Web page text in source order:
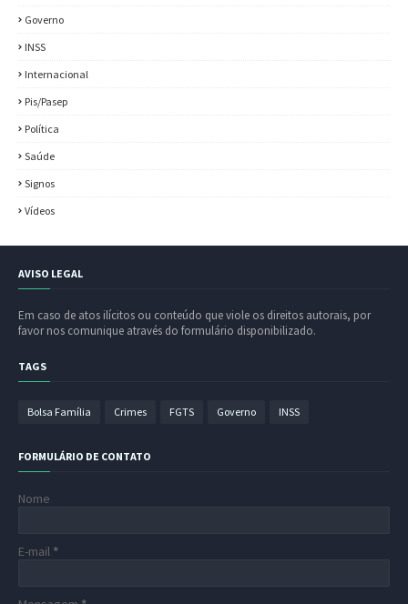
Governo
INSS
Internacional
Pis/Pasep
Política
Saúde
Signos
Vídeos
AVISO LEGAL
Em caso de atos ilícitos ou conteúdo que viole os direitos autorais, por
favor nos comunique através do formulário disponibilizado.
TAGS
Bolsa Família Crimes FGTS Governo INSS
FORMULÁRIO DE CONTATO
Nome
E-mail *